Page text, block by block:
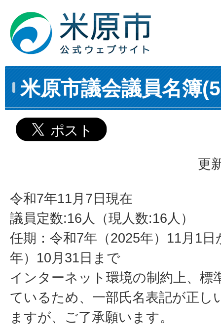
米原市議会議員名簿
更
令和7年11月7日現在
議員定数:16人（現人数:16人）
任期：令和7年（2025年）11月1
年）10月31日まで
インターネット環境の制約上、標
ているため、一部氏名表記が正し
ますが、ご了承願います。